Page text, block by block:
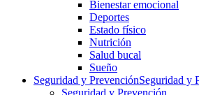
Bienestar emocional
Deportes
Estado físico
Nutrición
Salud bucal
Sueño
Seguridad y PrevenciónSeguridad y
Seguridad y Prevención